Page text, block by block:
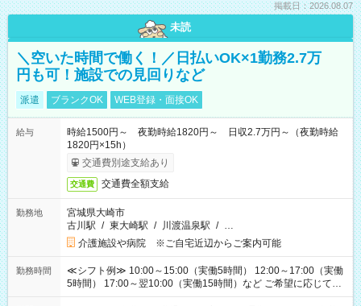
掲載日：2026.08.07
未読
＼空いた時間で働く！／日払いOK×1勤務2.7万
円も可！施設での見回りなど
派遣 ブランクOK WEB登録・面接OK
給与
時給1500円～ 夜勤時給1820円～ 日収2.7万円～（夜勤時給
1820円×15h）
交通費別途支給あり
交通費 交通費全額支給
勤務地
宮城県大崎市
古川駅 / 東大崎駅 / 川渡温泉駅 / …
介護施設や病院 ※ご自宅近辺からご案内可能
勤務時間
≪シフト例≫ 10:00～15:00（実働5時間） 12:00～17:00（実働
5時間） 17:00～翌10:00（実働15時間）など ご希望に応じて、
働く時間は調整できます！ お気軽に担当へ相談ください！